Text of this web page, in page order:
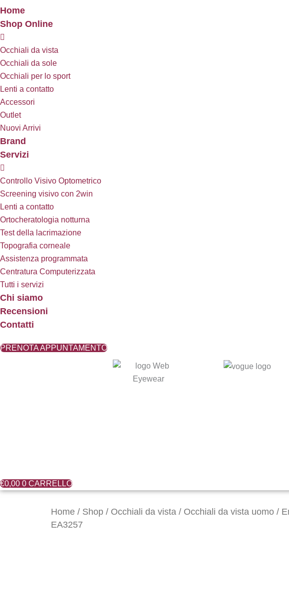
Home
Shop Online
Occhiali da vista
Occhiali da sole
Occhiali per lo sport
Lenti a contatto
Accessori
Outlet
Nuovi Arrivi
Brand
Servizi
Controllo Visivo Optometrico
Screening visivo con 2win
Lenti a contatto
Ortocheratologia notturna
Test della lacrimazione
Topografia corneale
Assistenza programmata
Centratura Computerizzata
Tutti i servizi
Chi siamo
Recensioni
Contatti
PRENOTA APPUNTAMENTO
€0,00 0 CARRELLO
Home / Shop / Occhiali da vista / Occhiali da vista uomo /
EA3257
prezzo
prezzo
Armani